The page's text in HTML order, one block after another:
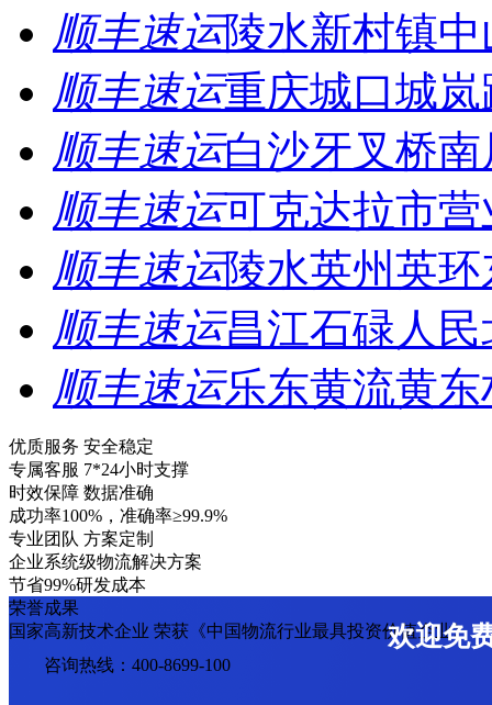
顺丰速运陵水新村镇
顺丰速运重庆城口城
顺丰速运白沙牙叉桥
顺丰速运可克达拉市营
顺丰速运陵水英州英
顺丰速运昌江石碌人
顺丰速运乐东黄流黄
优质服务 安全稳定
专属客服 7*24小时支撑
时效保障 数据准确
成功率100%，准确率≥99.9%
专业团队 方案定制
企业系统级物流解决方案
节省99%研发成本
荣誉成果
国家高新技术企业 荣获《中国物流行业最具投资价值企业》
欢迎免
咨询热线：400-8699-100